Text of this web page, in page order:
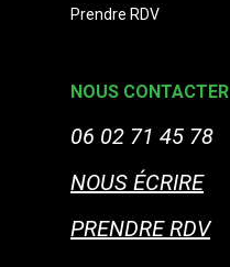
Prendre RDV
NOUS CONTACTER
06 02 71 45 78
NOUS ÉCRIRE
PRENDRE RDV